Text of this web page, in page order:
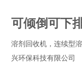
可倾倒可下
溶剂回收机，连续型
兴环保科技有限公司